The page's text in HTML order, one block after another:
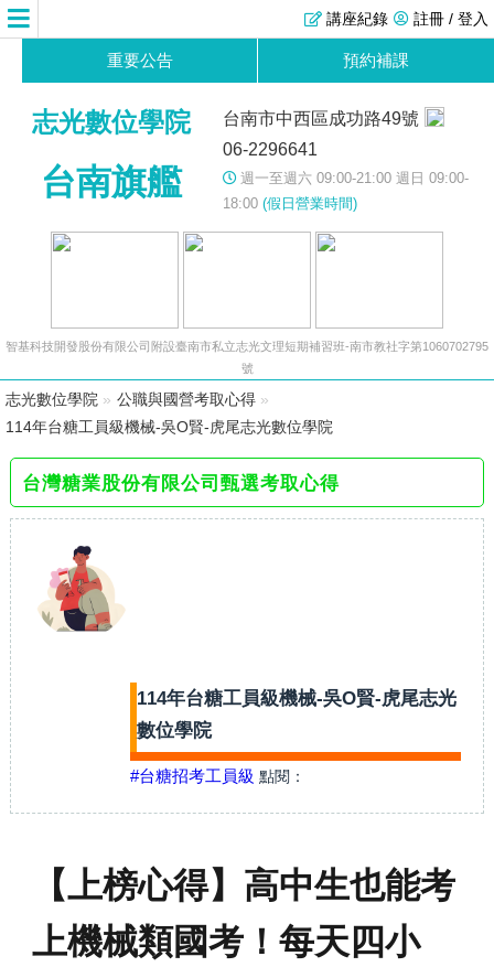
註冊 / 登入
講座紀錄
重要公告 預約補課
志光數位學院
台南旗艦
台南市中西區成功路49號
06-2296641
週一至週六 09:00-21:00 週日 09:00-
18:00 (假日營業時間)
智基科技開發股份有限公司附設臺南市私立志光文理短期補習班-南市教社字第1060702795
號
志光數位學院 » 公職與國營考取心得 »
114年台糖工員級機械-吳O賢-虎尾志光數位學院
台灣糖業股份有限公司甄選考取心得
114年台糖工員級機械-吳O賢-虎尾志光
數位學院
#台糖招考工員級 點閱：
【上榜心得】高中生也能考
上機械類國考！每天四小